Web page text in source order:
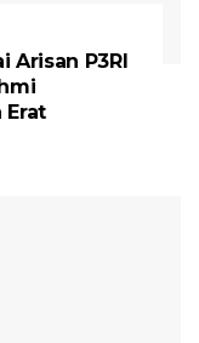
Arisan P3RI
Erat